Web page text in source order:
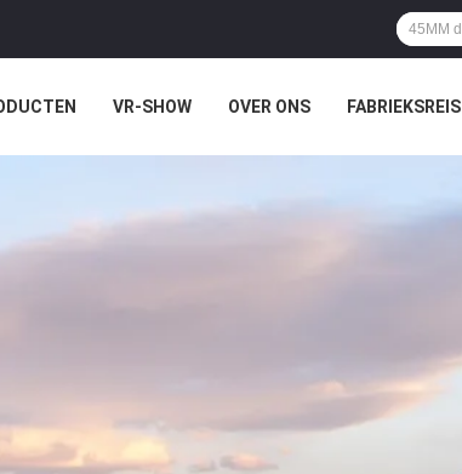
VR-SHOW OVER ONS FABRIEKSREIS